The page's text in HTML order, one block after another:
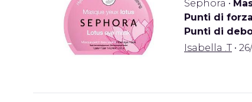
Sephora •
Punti di
Punti di
Isabella .T •